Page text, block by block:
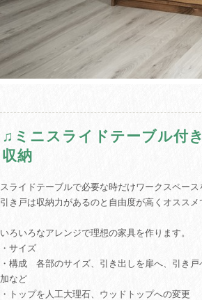
♫ミニスライドテーブル付
収納
スライドテーブルで必要な時だけワークスペース
引き戸は収納力があるのと自由度が高くオススメ
いろいろなアレンジで理想の家具を作ります。
・サイズ
・構成 各部のサイズ、引き出しを扉へ、引き戸
加など
・トップを人工大理石、ウッドトップへの変更